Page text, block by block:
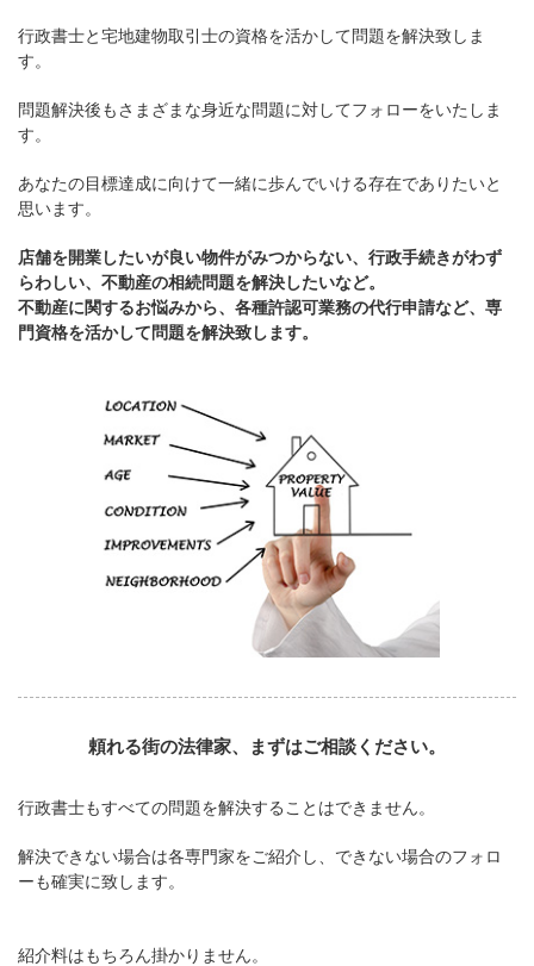
行政書士と宅地建物取引士の資格を活かして問題を解決致しま
す。
問題解決後もさまざまな身近な問題に対してフォローをいたしま
す。
あなたの目標達成に向けて一緒に歩んでいける存在でありたいと
思います。
店舗を開業したいが良い物件がみつからない、行政手続きがわず
らわしい、不動産の相続問題を解決したいなど。
不動産に関するお悩みから、各種許認可業務の代行申請など、専
門資格を活かして問題を解決致します。
頼れる街の法律家、まずはご相談ください。
行政書士もすべての問題を解決することはできません。
解決できない場合は各専門家をご紹介し、できない場合のフォロ
ーも確実に致します。
紹介料はもちろん掛かりません。